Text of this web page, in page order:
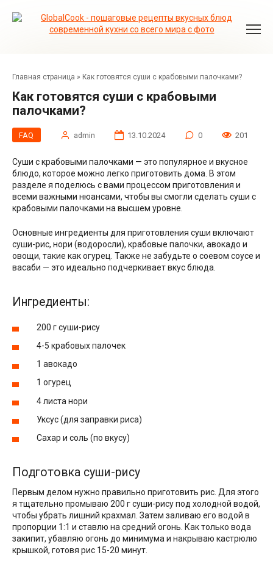
Главная страница » Как готовятся суши с крабовыми палочками?
Как готовятся суши с крабовыми
палочками?
FAQ admin 13.10.2024 0 201
Суши с крабовыми палочками — это популярное и вкусное
блюдо, которое можно легко приготовить дома. В этом
разделе я поделюсь с вами процессом приготовления и
всеми важными нюансами, чтобы вы смогли сделать суши с
крабовыми палочками на высшем уровне.
Основные ингредиенты для приготовления суши включают
суши-рис, нори (водоросли), крабовые палочки, авокадо и
овощи, такие как огурец. Также не забудьте о соевом соусе и
васаби — это идеально подчеркивает вкус блюда.
Ингредиенты:
200 г суши-рису
4-5 крабовых палочек
1 авокадо
1 огурец
4 листа нори
Уксус (для заправки риса)
Сахар и соль (по вкусу)
Подготовка суши-рису
Первым делом нужно правильно приготовить рис. Для этого
я тщательно промываю 200 г суши-рису под холодной водой,
чтобы убрать лишний крахмал. Затем заливаю его водой в
пропорции 1:1 и ставлю на средний огонь. Как только вода
закипит, убавляю огонь до минимума и накрываю кастрюлю
крышкой, готовя рис 15-20 минут.